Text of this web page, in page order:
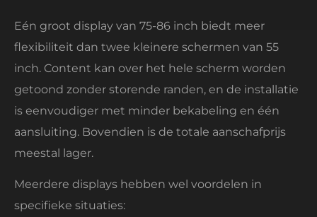
Eén groot display van 75-86 inch biedt meer
flexibiliteit dan twee kleinere schermen van 55
inch. Content kan over het hele scherm worden
getoond zonder storende randen, en de installatie
is eenvoudiger met minder bekabeling en één
aansluiting. Bovendien is de totale aanschafprijs
meestal lager.
Meerdere displays hebben wel voordelen in
specifieke situaties: